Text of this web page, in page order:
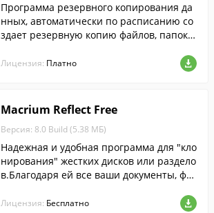
Программа резервного копирования да
нных, автоматически по расписанию со
здает резервную копию файлов, папок,
современные устройства хранения.
Лицензия: Платно
Macrium Reflect Free
Версия: 8.0 Build (5.38 МБ)
Надежная и удобная программа для "кло
нирования" жестких дисков или раздело
в.Благодаря ей все ваши документы, фот
ые файлы будут в сохранности.
Лицензия: Бесплатно